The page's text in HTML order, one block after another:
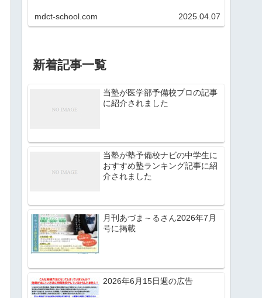
mdct-school.com 2025.04.07
新着記事一覧
当塾が医学部予備校プロの記事
に紹介されました
当塾が塾予備校ナビの中学生に
おすすめ塾ランキング記事に紹
介されました
月刊あづま～るさん2026年7月
号に掲載
2026年6月15日週の広告